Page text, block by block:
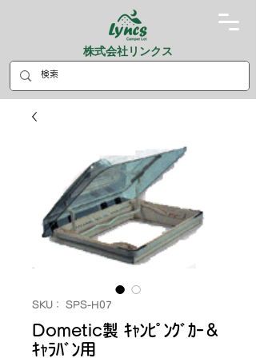
株式会社リンクス
SKU： SPS-H07
Dometic製 ｷｬﾝﾋﾟﾝｸﾞｶｰ＆
ｷｬﾗﾊﾞﾝ用